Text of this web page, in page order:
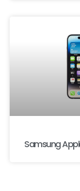
Samsung